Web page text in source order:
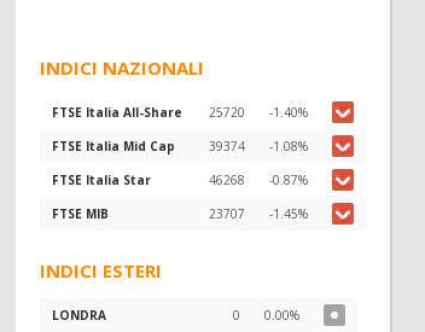
INDICI NAZIONALI
FTSE Italia All-Share 25720
-1.40%
FTSE Italia Mid Cap
39374
-1.08%
FTSE Italia Star
46268
-0.87%
FTSE MIB
23707 -1.45%
INDICI ESTERI
LONDRA 0
0.00%